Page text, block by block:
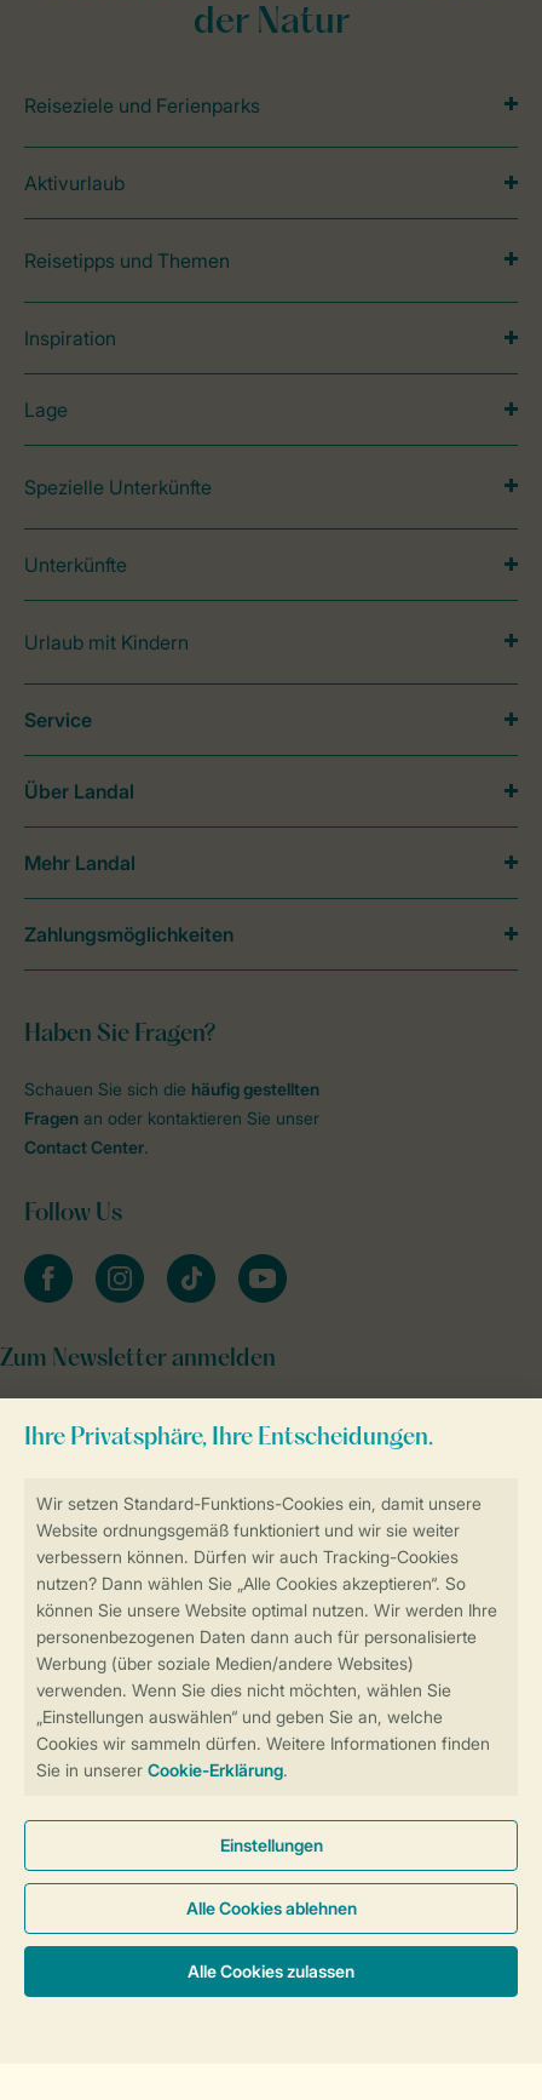
Sicherstellung Deiner Privatsphäre
Sicher und schnell zur Online-Buchung
Sichere Datenübertragung
Sicheres Bezahlen
der Natur
Reiseziele und Ferienparks
Aktivurlaub
Reisetipps und Themen
Inspiration
Lage
Spezielle Unterkünfte
Unterkünfte
Urlaub mit Kindern
Haben Sie Fragen?
Schauen Sie sich die häufig gestellten
Fragen an oder kontaktieren Sie unser
Contact Center.
Follow Us
facebookinstagramtiktok youtube
Zum Newsletter anmelden
Service
Über Landal
Mehr Landal
Zahlungsmöglichkeiten
Cookies und Banner
Barrierefreiheit
© 2026 Landal GreenParks GmbH